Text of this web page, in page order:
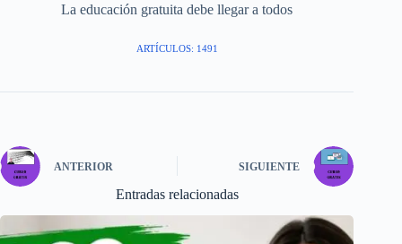
La educación gratuita debe llegar a todos
ARTÍCULOS: 1491
ANTERIOR SIGUIENTE
Entradas relacionadas